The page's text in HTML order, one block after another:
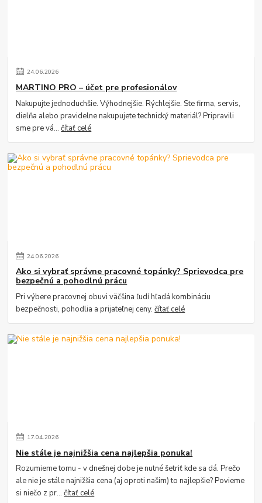
24.06.2026
MARTINO PRO – účet pre profesionálov
Nakupujte jednoduchšie. Výhodnejšie. Rýchlejšie. Ste firma, servis,
dielňa alebo pravidelne nakupujete technický materiál? Pripravili
sme pre vá...čítať celé
24.06.2026
Ako si vybrať správne pracovné topánky? Sprievodca pre
bezpečnú a pohodlnú prácu
Pri výbere pracovnej obuvi väčšina ľudí hľadá kombináciu
bezpečnosti, pohodlia a prijateľnej ceny.čítať celé
17.04.2026
Nie stále je najnižšia cena najlepšia ponuka!
Rozumieme tomu - v dnešnej dobe je nutné šetriť kde sa dá. Prečo
ale nie je stále najnižšia cena (aj oproti našim) to najlepšie? Povieme
si niečo z pr...čítať celé